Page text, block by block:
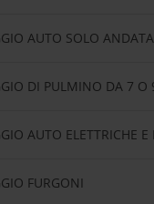
AUTO SOLO ANDATA
DI PULMINO DA 7 O
AUTO ELETTRICHE E
FURGONI